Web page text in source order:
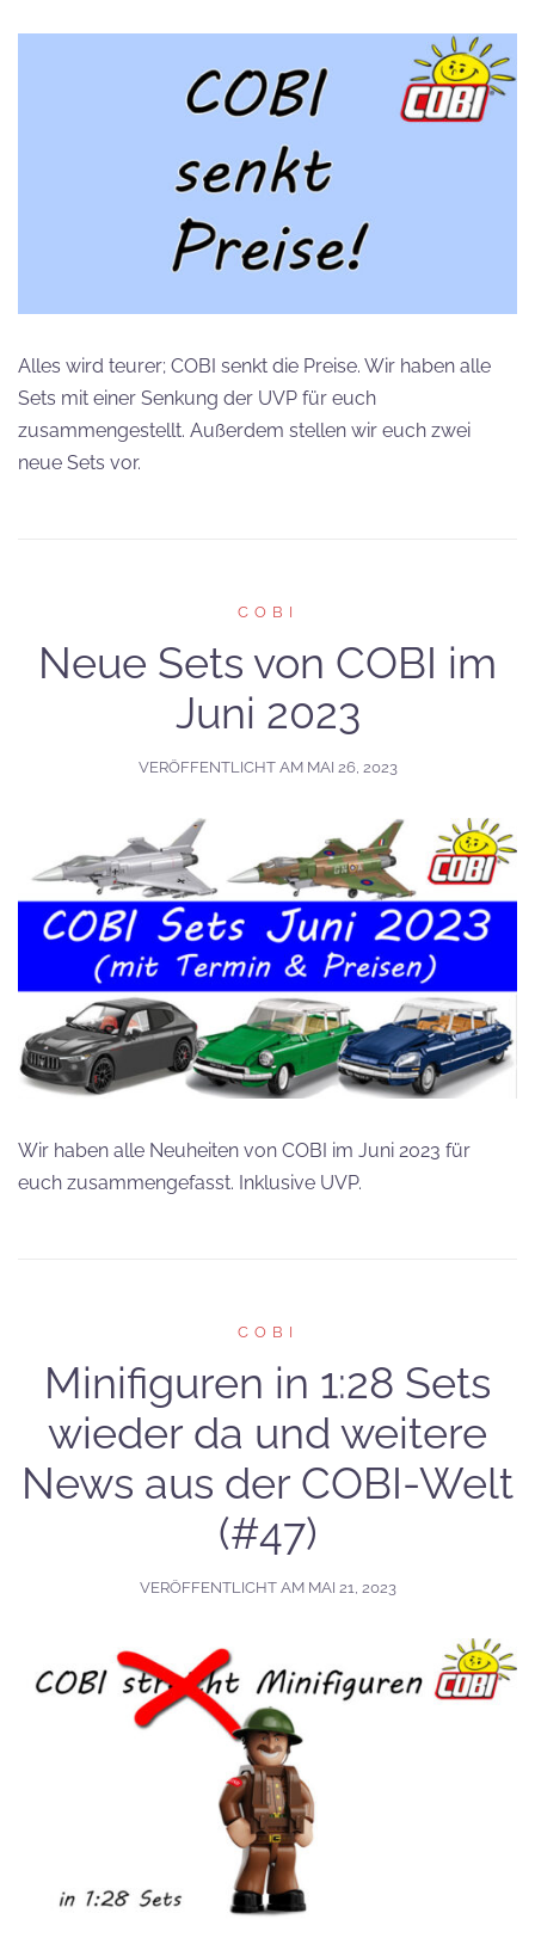
Alles wird teurer; COBI senkt die Preise. Wir haben alle
Sets mit einer Senkung der UVP für euch
zusammengestellt. Außerdem stellen wir euch zwei
neue Sets vor.
COBI
Neue Sets von COBI im
Juni 2023
VERÖFFENTLICHT AM MAI 26, 2023
Wir haben alle Neuheiten von COBI im Juni 2023 für
euch zusammengefasst. Inklusive UVP.
COBI
Minifiguren in 1:28 Sets
wieder da und weitere
News aus der COBI-Welt
(#47)
VERÖFFENTLICHT AM MAI 21, 2023